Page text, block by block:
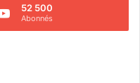
52 500
Abonnés